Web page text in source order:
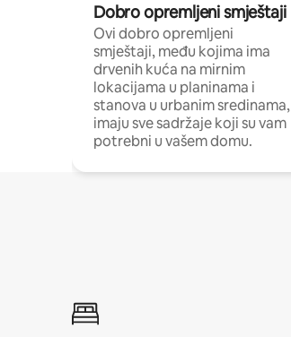
Dobro opremljeni smještaji
Ovi dobro opremljeni
smještaji, među kojima ima
drvenih kuća na mirnim
lokacijama u planinama i
stanova u urbanim sredinama,
imaju sve sadržaje koji su vam
potrebni u vašem domu.